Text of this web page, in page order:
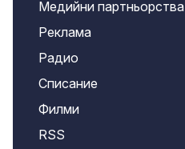
Медийни партньорства
Реклама
Радио
Списание
Филми
RSS